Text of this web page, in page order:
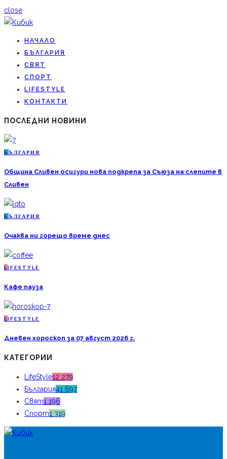
close
НАЧАЛО
БЪЛГАРИЯ
СВЯТ
СПОРТ
LIFESTYLE
КОНТАКТИ
ПОСЛЕДНИ НОВИНИ
Б ЪЛГАРИЯ
Община Сливен осигури нова подкрепа за Съюза на слепите в
Сливен
Б ЪЛГАРИЯ
Очаква ни горещо време днес
L IFESTYLE
Кафе пауза
L IFESTYLE
Дневен хороскоп за 07 август 2026 г.
КАТЕГОРИИ
LifeStyle12 279
България41 697
Свят1 196
Спорт1 319